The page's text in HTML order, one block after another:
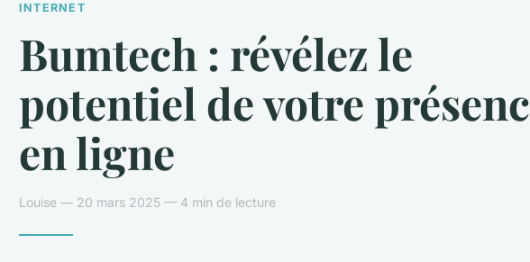
INTERNET
Bumtech : révélez le
potentiel de votre
en ligne
Louise — 20 mars 2025 — 4 min de lecture